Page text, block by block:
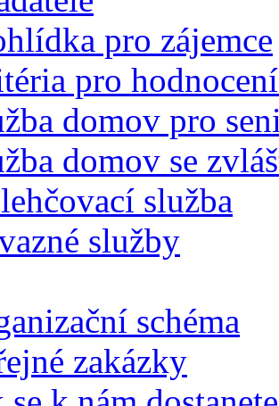
pro zájemce
pro
domov pro
domov se
služba
služby
schéma
zakázky